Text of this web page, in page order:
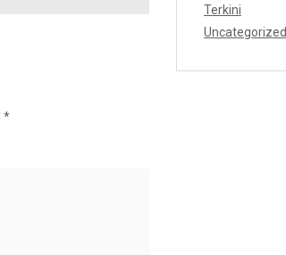
*
Terkini
Uncategorized